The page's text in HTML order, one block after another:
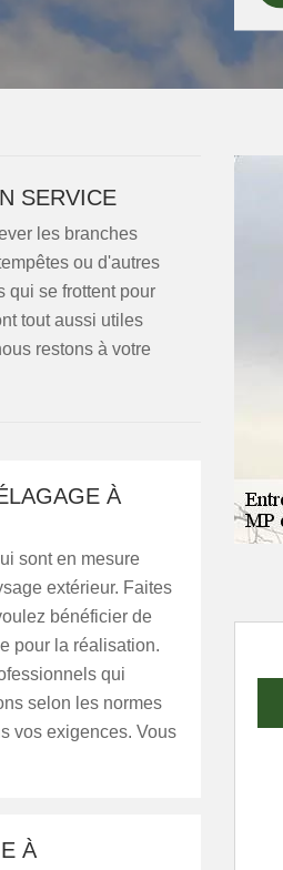
SERVICE
les branches
ou d'autres
qui se frottent pour
tout aussi utiles
restons à votre
À
sont en mesure
extérieur. Faites
bénéficier de
pour la réalisation.
qui
selon les normes
vos exigences. Vous
À